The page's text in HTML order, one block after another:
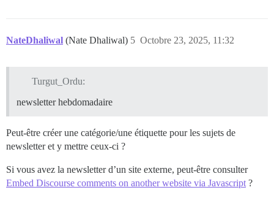
NateDhaliwal (Nate Dhaliwal) Octobre 23, 2025, 11:32
5
Turgut_Ordu:
newsletter hebdomadaire
Peut-être créer une catégorie/une étiquette pour les sujets de
newsletter et y mettre ceux-ci ?
Si vous avez la newsletter d’un site externe, peut-être consulter
Embed Discourse comments on another website via Javascript ?